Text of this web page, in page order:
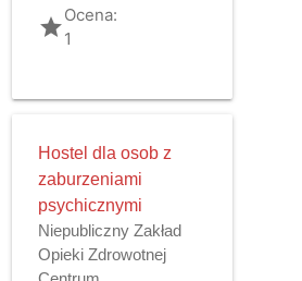
gradeOcena:
1
Hostel dla osob z
zaburzeniami
psychicznymi
Niepubliczny Zakład
Opieki Zdrowotnej